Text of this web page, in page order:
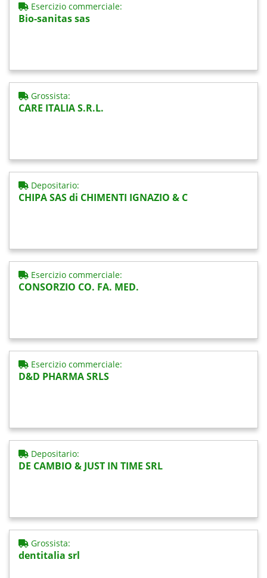
Esercizio commerciale:
Bio-sanitas sas
Grossista:
CARE ITALIA S.R.L.
Depositario:
CHIPA SAS di CHIMENTI IGNAZIO & C
Esercizio commerciale:
CONSORZIO CO. FA. MED.
Esercizio commerciale:
D&D PHARMA SRLS
Depositario:
DE CAMBIO & JUST IN TIME SRL
Grossista:
dentitalia srl